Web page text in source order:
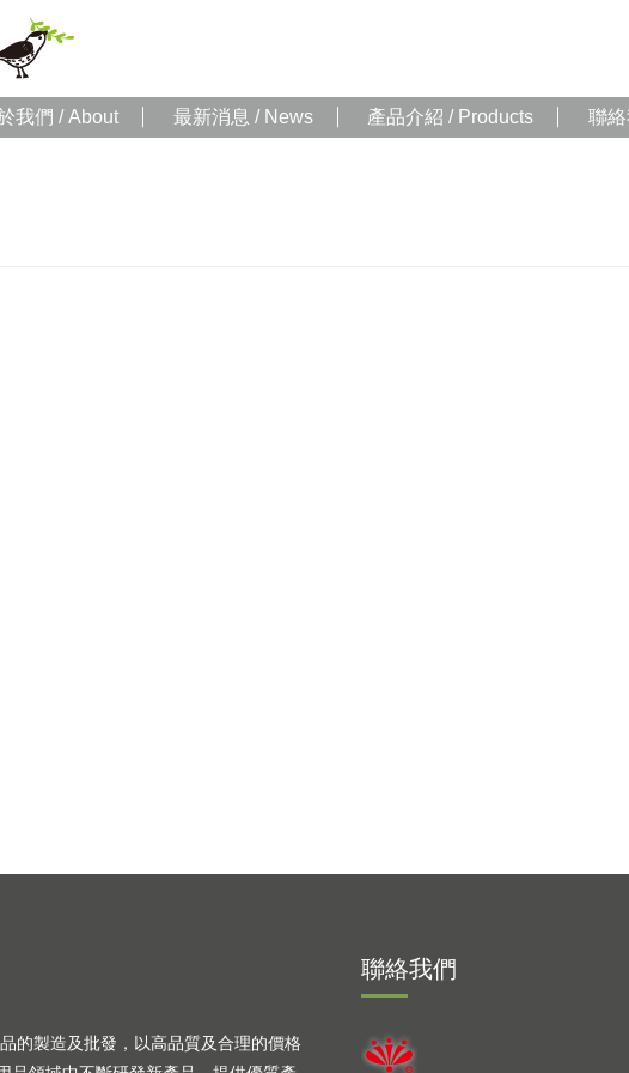
我們 / About 最新消息 / News 產品介紹 / Products 聯
的製造及批發，以高品質及合理的價格
聯絡我們